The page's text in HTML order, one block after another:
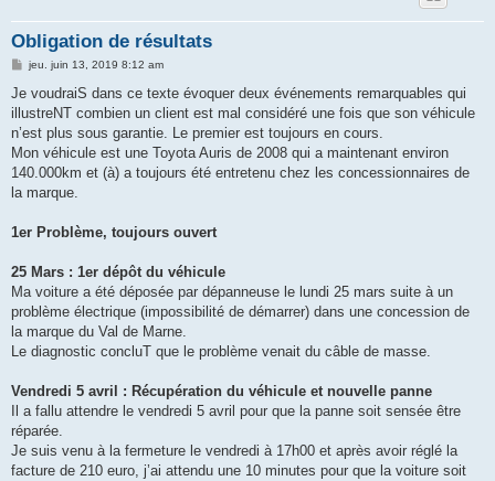
Obligation de résultats
M
s
a
g
jeu. juin 13, 2019 8:12 am
Je voudraiS dans ce texte évoquer deux événements remarquables qui
illustreNT combien un client est mal considéré une fois que son véhicule
n’est plus sous garantie. Le premier est toujours en cours.
Mon véhicule est une Toyota Auris de 2008 qui a maintenant environ
140.000km et (à) a toujours été entretenu chez les concessionnaires de
la marque.
1er Problème, toujours ouvert
25 Mars : 1er dépôt du véhicule
Ma voiture a été déposée par dépanneuse le lundi 25 mars suite à un
problème électrique (impossibilité de démarrer) dans une concession de
la marque du Val de Marne.
Le diagnostic concluT que le problème venait du câble de masse.
Vendredi 5 avril : Récupération du véhicule et nouvelle panne
Il a fallu attendre le vendredi 5 avril pour que la panne soit sensée être
réparée.
Je suis venu à la fermeture le vendredi à 17h00 et après avoir réglé la
facture de 210 euro, j’ai attendu une 10 minutes pour que la voiture soit